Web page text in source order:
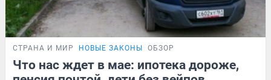
СТРАНА И МИР НОВЫЕ ЗАКОНЫ ОБЗОР
Что нас ждет в мае: ипотека дороже,